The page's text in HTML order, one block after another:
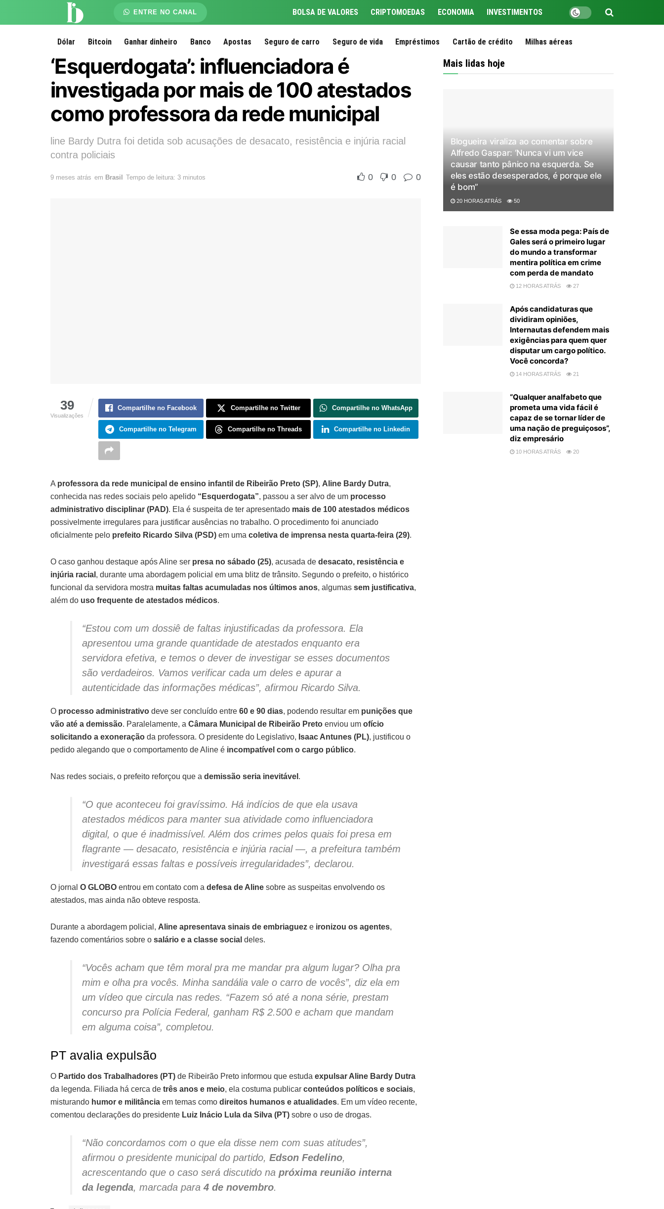
ENTRE NO CANAL BOLSA DE VALORES CRIPTOMOEDAS ECONOMIA INVESTIMENTOS
Dólar Bitcoin Ganhar dinheiro Banco Apostas Seguro de carro Seguro de vida Empréstimos Cartão de crédito Milhas aéreas
‘Esquerdogata’: influenciadora é
investigada por mais de 100 atestados
como professora da rede municipal
line Bardy Dutra foi detida sob acusações de desacato, resistência e injúria racial
contra policiais
9 meses atrás em Brasil Tempo de leitura: 3 minutos 0 0 0
39
Visualizações
Compartilhe no Facebook Compartilhe no Twitter Compartilhe no WhatsApp
Compartilhe no Telegram Compartilhe no Threads Compartilhe no Linkedin
A professora da rede municipal de ensino infantil de Ribeirão Preto (SP), Aline Bardy Dutra,
conhecida nas redes sociais pelo apelido “Esquerdogata”, passou a ser alvo de um processo
administrativo disciplinar (PAD). Ela é suspeita de ter apresentado mais de 100 atestados médicos
possivelmente irregulares para justificar ausências no trabalho. O procedimento foi anunciado
oficialmente pelo prefeito Ricardo Silva (PSD) em uma coletiva de imprensa nesta quarta-feira (29).
O caso ganhou destaque após Aline ser presa no sábado (25), acusada de desacato, resistência e
injúria racial , durante uma abordagem policial em uma blitz de trânsito. Segundo o prefeito, o histórico
funcional da servidora mostra muitas faltas acumuladas nos últimos anos, algumas sem justificativa,
além do uso frequente de atestados médicos.
“Estou com um dossiê de faltas injustificadas da professora. Ela
apresentou uma grande quantidade de atestados enquanto era
servidora efetiva, e temos o dever de investigar se esses documentos
são verdadeiros. Vamos verificar cada um deles e apurar a
autenticidade das informações médicas”, afirmou Ricardo Silva.
O processo administrativo deve ser concluído entre 60 e 90 dias, podendo resultar em punições que
vão até a demissão. Paralelamente, a Câmara Municipal de Ribeirão Preto enviou um ofício
solicitando a exoneração da professora. O presidente do Legislativo, Isaac Antunes (PL), justificou o
pedido alegando que o comportamento de Aline é incompatível com o cargo público.
Nas redes sociais, o prefeito reforçou que a demissão seria inevitável .
“O que aconteceu foi gravíssimo. Há indícios de que ela usava
atestados médicos para manter sua atividade como influenciadora
digital, o que é inadmissível. Além dos crimes pelos quais foi presa em
flagrante — desacato, resistência e injúria racial —, a prefeitura também
investigará essas faltas e possíveis irregularidades”, declarou.
O jornal O GLOBO entrou em contato com a defesa de Aline sobre as suspeitas envolvendo os
atestados, mas ainda não obteve resposta.
Durante a abordagem policial, Aline apresentava sinais de embriaguez e ironizou os agentes,
fazendo comentários sobre o salário e a classe social deles.
“Vocês acham que têm moral pra me mandar pra algum lugar? Olha pra
mim e olha pra vocês. Minha sandália vale o carro de vocês”, diz ela em
um vídeo que circula nas redes. “Fazem só até a nona série, prestam
concurso pra Polícia Federal, ganham R$ 2.500 e acham que mandam
em alguma coisa”, completou.
PT avalia expulsão
O Partido dos Trabalhadores (PT) de Ribeirão Preto informou que estuda expulsar Aline Bardy Dutra
da legenda. Filiada há cerca de três anos e meio, ela costuma publicar conteúdos políticos e sociais,
misturando humor e militância em temas como direitos humanos e atualidades. Em um vídeo recente,
comentou declarações do presidente Luiz Inácio Lula da Silva (PT) sobre o uso de drogas.
“Não concordamos com o que ela disse nem com suas atitudes”,
afirmou o presidente municipal do partido, Edson Fedelino,
acrescentando que o caso será discutido na próxima reunião interna
da legenda, marcada para4 de novembro.
Mais lidas hoje
Blogueira viraliza ao comentar sobre
Alfredo Gaspar: ‘Nunca vi um vice
causar tanto pânico na esquerda. Se
eles estão desesperados, é porque ele
é bom”
20 HORAS ATRÁS 50
Se essa moda pega: País de
Gales será o primeiro lugar
do mundo a transformar
mentira política em crime
com perda de mandato
12 HORAS ATRÁS 27
Após candidaturas que
dividiram opiniões,
Internautas defendem mais
exigências para quem quer
disputar um cargo político.
Você concorda?
14 HORAS ATRÁS 21
“Qualquer analfabeto que
prometa uma vida fácil é
capaz de se tornar líder de
uma nação de preguiçosos”,
diz empresário
10 HORAS ATRÁS 20